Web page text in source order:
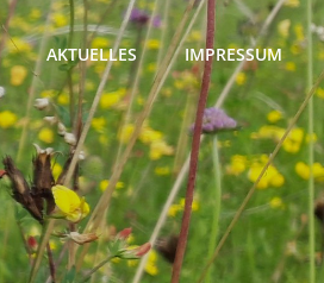
AKTUELLES IMPRESSUM